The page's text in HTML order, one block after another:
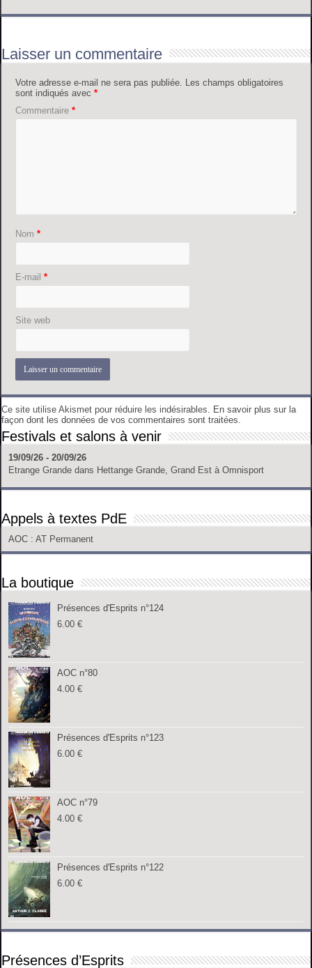
Laisser un commentaire
Votre adresse e-mail ne sera pas publiée. Les champs obligatoires
sont indiqués avec*
Commentaire*
Nom*
E-mail*
Site web
Ce site utilise Akismet pour réduire les indésirables. En savoir plus sur la
façon dont les données de vos commentaires sont traitées.
Festivals et salons à venir
19/09/26 - 20/09/26
Etrange Grande dans Hettange Grande, Grand Est à Omnisport
Appels à textes PdE
AOC : AT Permanent
La boutique
Présences d'Esprits n°124
6.00€
AOC n°80
4.00€
Présences d'Esprits n°123
6.00€
AOC n°79
4.00€
Présences d'Esprits n°122
6.00€
Présences d’Esprits